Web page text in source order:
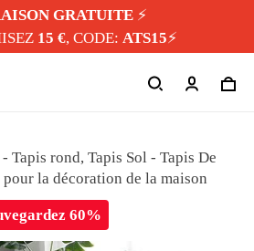
GRATUITE⚡️
15 €, CODE: ATS15⚡️
Tapis rond, Tapis Sol - Tapis De
la décoration de la maison
60%